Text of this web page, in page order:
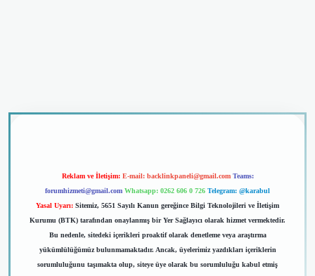
Reklam ve İletişim: E-mail: backlinkpaneli@gmail.com Teams:
forumhizmeti@gmail.com Whatsapp: 0262 606 0 726 Telegram: @karabul
Yasal Uyarı: Sitemiz, 5651 Sayılı Kanun gereğince Bilgi Teknolojileri ve İletişim
Kurumu (BTK) tarafından onaylanmış bir Yer Sağlayıcı olarak hizmet vermektedir.
Bu nedenle, sitedeki içerikleri proaktif olarak denetleme veya araştırma
yükümlülüğümüz bulunmamaktadır. Ancak, üyelerimiz yazdıkları içeriklerin
sorumluluğunu taşımakta olup, siteye üye olarak bu sorumluluğu kabul etmiş